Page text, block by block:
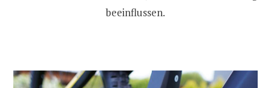
beeinflussen.